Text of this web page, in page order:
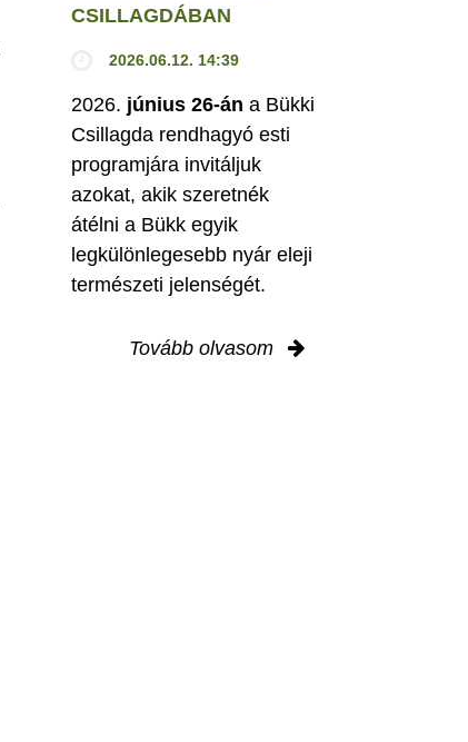
CSILLAGDÁBAN
2026.06.12. 14:39
2026. június 26-án a Bükki
Csillagda rendhagyó esti
programjára invitáljuk
azokat, akik szeretnék
átélni a Bükk egyik
legkülönlegesebb nyár eleji
természeti jelenségét.
Tovább olvasom